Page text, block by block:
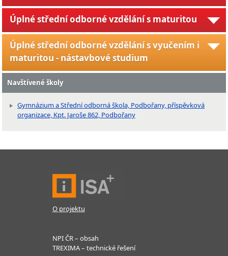
Úplné střední odborné vzdělání s maturitou
Úplné střední odborné vzdělání s vyučením i
maturitou - nástavbové studium
Navštívené školy
Gymnázium a Střední odborná škola, Podbořany, příspěvková
organizace, Kpt. Jaroše 862, Podbořany
O projektu
NPI ČR – obsah
TREXIMA – technické řešení